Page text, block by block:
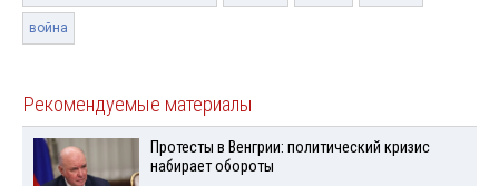
война
Рекомендуемые материалы
Протесты в Венгрии: политический кризис
набирает обороты